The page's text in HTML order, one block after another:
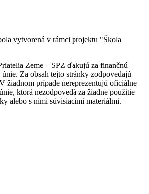
vytvorená v rámci projektu "Škola
Zeme – SPZ ďakujú za finančnú
Za obsah tejto stránky zodpovedajú
žiadnom prípade nereprezentujú oficiálne
ktorá nezodpovedá za žiadne použitie
alebo s nimi súvisiacimi materiálmi.